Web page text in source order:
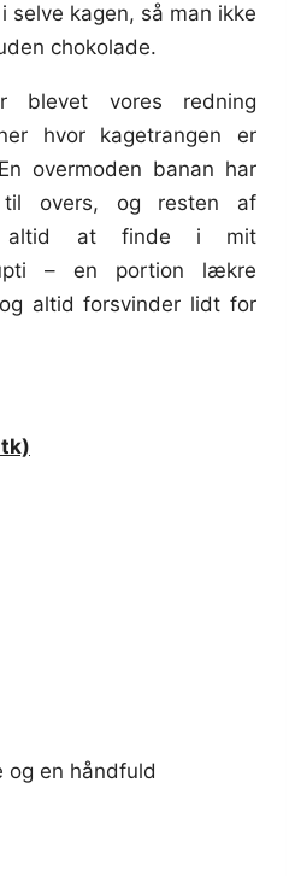
selve kagen, så man ikke
chokolade.
blevet vores redning
hvor kagetrangen er
overmoden banan har
overs, og resten af
altid at finde i mit
– en portion lækre
altid forsvinder lidt for
og en håndfuld